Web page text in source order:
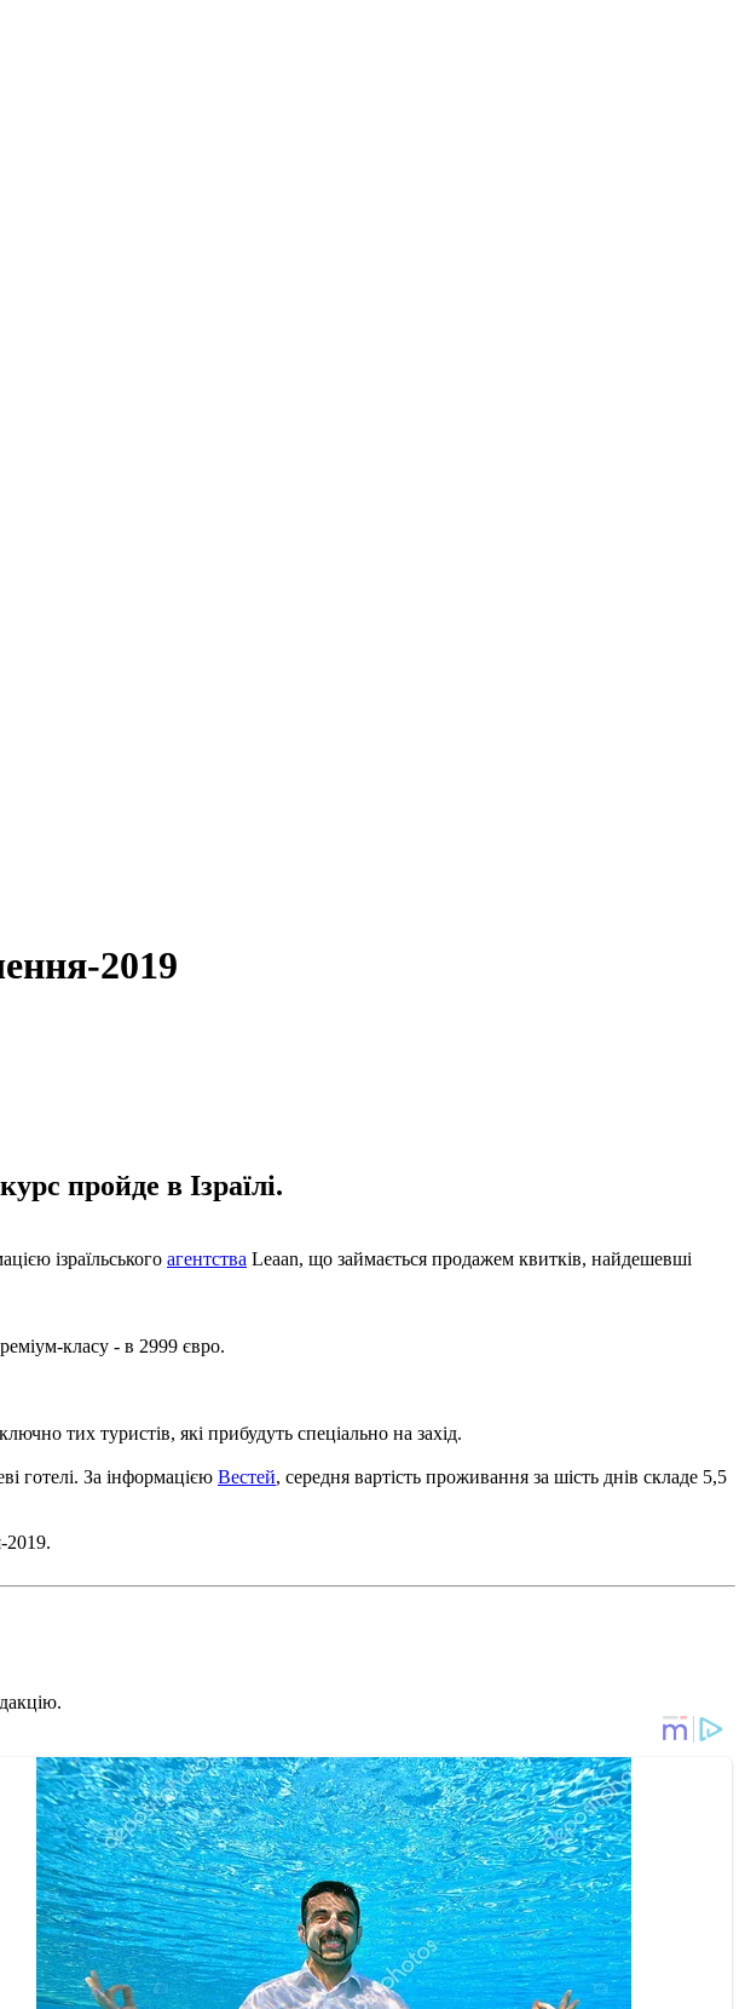
2019
пройде в Ізраїлі.
ізраїльського агентства Leaan, що займається продажем квитків, найдешевші
класу - в 2999 євро.
тих туристів, які прибудуть спеціально на захід.
готелі. За інформацією Вестей, середня вартість проживання за шість днів складе 5,5
2019.